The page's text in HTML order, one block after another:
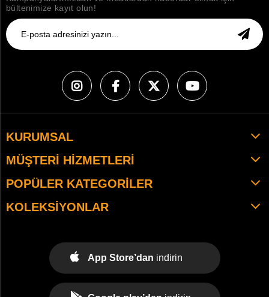
bültenimize kayıt olun!
KURUMSAL
MÜŞTERI HIZMETLERI
POPÜLER KATEGORILER
KOLEKSIYONLAR
App Store’dan indirin